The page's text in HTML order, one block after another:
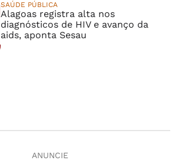
SAÚDE PÚBLICA
Alagoas registra alta nos
diagnósticos de HIV e avanço da
aids, aponta Sesau
ANUNCIE